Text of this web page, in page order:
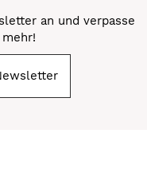
an und verpasse